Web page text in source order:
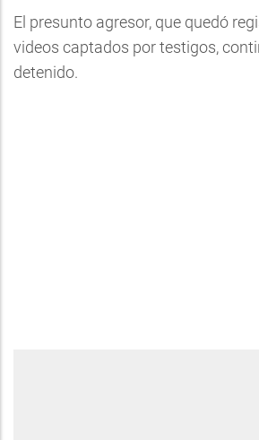
El presunto agresor, que quedó
videos captados por testigos,
detenido.